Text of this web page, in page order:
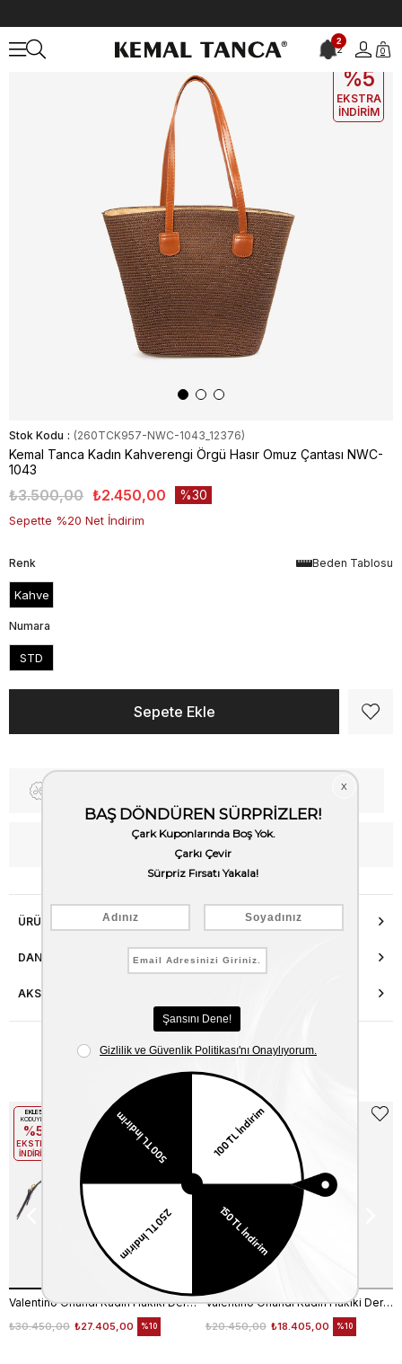
2
2 0
EKLE5
%5
EKSTRA
İNDİRİM
Stok Kodu (260TCK957-NWC-1043_12376)
Kemal Tanca Kadın Kahverengi Örgü Hasır Omuz Çantası NWC-
1043
₺3.500,00 ₺2.450,00 30
Sepette %20 Net İndirim
Beden Tablosu
Renk
Kahve
Numara
STD
WhatsApp’tan Bilgi Al
ÜRÜN ÖZELLIKLERI
DANIŞMA HATTI
AKSESUAR ONARIMI
Benzer Ürünler
Valentino Orlandi Kadın Hakiki Deri Siyah Omuz Çantası
₺27.405,00
₺30.450,00 %10
EKLE5
KODUYLA
%5
EKSTRA
İNDİRİM
Valentino Orlandi Kadın Hakiki Deri Bordo Omuz Çantası
₺18.405,00
₺20.450,00 %10
%5
EKSTRA
İNDİRİM